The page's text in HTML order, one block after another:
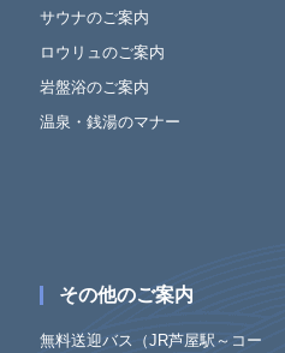
サウナのご案内
ロウリュのご案内
岩盤浴のご案内
温泉・銭湯のマナー
その他のご案内
無料送迎バス（JR芦屋駅～コー